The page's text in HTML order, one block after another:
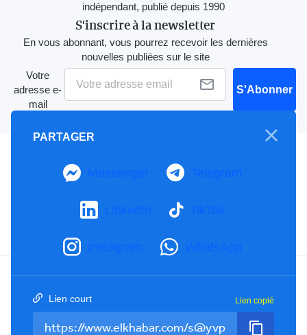
indépendant, publié depuis 1990
S'inscrire à la newsletter
En vous abonnant, vous pourrez recevoir les dernières
nouvelles publiées sur le site
Votre
adresse e-
mail
S'Abonner
Mention Légale
PARTAGER
Messenger Telegram
LinkedIn TikTok
Instagram WhatsApp
Lien court Lien copié